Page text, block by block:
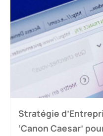
Stratégie
‘Canon Caesar’